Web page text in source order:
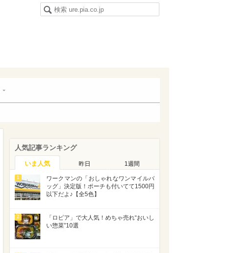
人気記事ランキング
いま人気 昨日 1週間
1
ワークマンの「おしゃれなワンマイルバ
ッグ」決定版！ポーチも付いてて1500円
以下だよ♪【全5色】
2
「ロピア」で大人気！めちゃ売れ“おいし
い惣菜”10選